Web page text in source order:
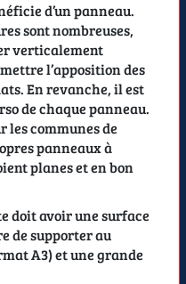
d’un panneau.
sont nombreuses,
verticalement
l’apposition des
En revanche, il est
de chaque panneau.
les communes de
panneaux à
planes et en bon
doit avoir une surface
de supporter au
A3) et une grande